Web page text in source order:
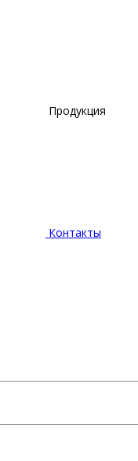
Продукция
Контакты